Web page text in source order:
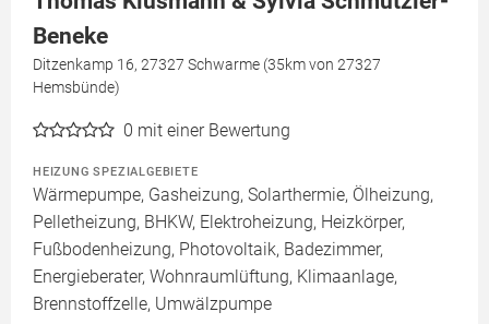
Beneke
Ditzenkamp 16, 27327 Schwarme (35km von 27327
Hemsbünde)
0 mit einer Bewertung
HEIZUNG SPEZIALGEBIETE
Wärmepumpe, Gasheizung, Solarthermie, Ölheizung,
Pelletheizung, BHKW, Elektroheizung, Heizkörper,
Fußbodenheizung, Photovoltaik, Badezimmer,
Energieberater, Wohnraumlüftung, Klimaanlage,
Brennstoffzelle, Umwälzpumpe